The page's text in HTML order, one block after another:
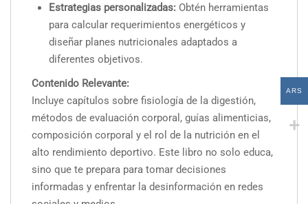
Estrategias personalizadas: Obtén herramientas
para calcular requerimientos energéticos y
diseñar planes nutricionales adaptados a
diferentes objetivos.
Contenido Relevante:
Incluye capítulos sobre fisiología de la digestión,
métodos de evaluación corporal, guías alimenticias,
composición corporal y el rol de la nutrición en el
alto rendimiento deportivo. Este libro no solo educa,
sino que te prepara para tomar decisiones
informadas y enfrentar la desinformación en redes
ARS